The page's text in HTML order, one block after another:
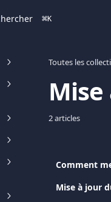
⌘K
Toutes les
2 articles
Comment
Mise à jour